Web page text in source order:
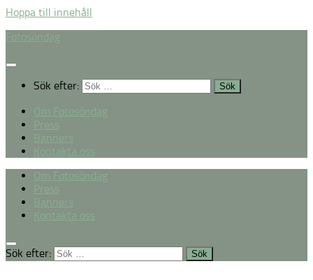
Hoppa till innehåll
Fotosöndag
Sök efter:
Om Fotosöndag
Press
Banners
Kontakta oss
Om Fotosöndag
Press
Banners
Kontakta oss
Sök efter: